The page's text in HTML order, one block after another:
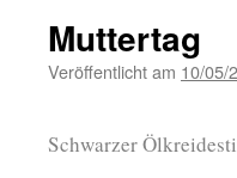
Muttertag
Veröffentlicht am 10/05/
Schwarzer